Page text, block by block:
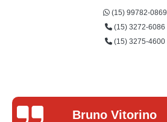
(15) 99782-0869
(15) 3272-6086
(15) 3275-4600
Lucas Donadel